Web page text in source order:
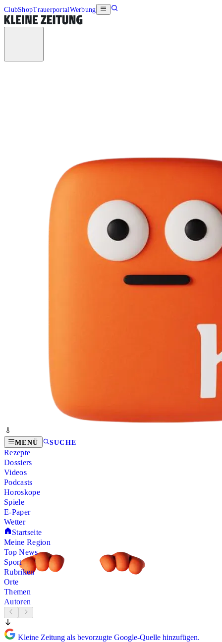
ClubShopTrauerportalWerbung
MENÜ SUCHE
Rezepte
Dossiers
Videos
Podcasts
Horoskope
Spiele
E-Paper
Wetter
Startseite
Meine Region
Top News
Sport
Rubriken
Orte
Themen
Autoren
Kleine Zeitung als bevorzugte Google-Quelle hinzufügen.